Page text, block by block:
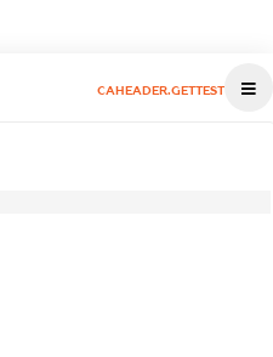
CAHEADER.GETTEST